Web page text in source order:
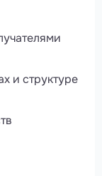
и структуре